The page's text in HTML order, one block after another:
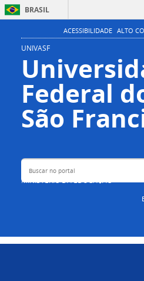
BRASIL
ACESSIBILIDADE ALTO
UNIVASF
Federal
São
MINISTÉRIO DA EDUCAÇÃO
Buscar no portal